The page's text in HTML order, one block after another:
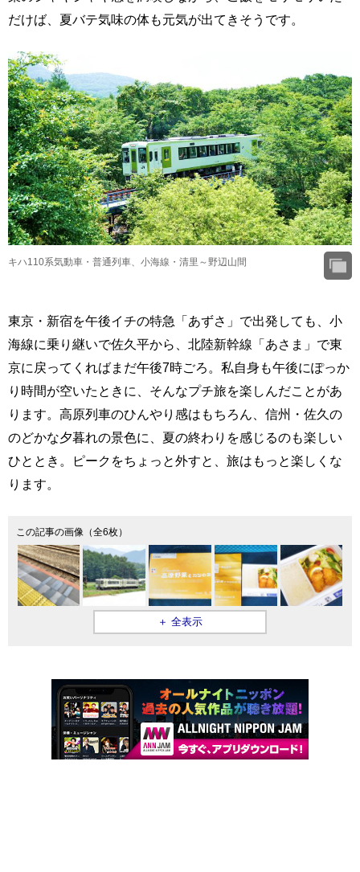
だけば、夏バテ気味の体も元気が出てきそうです。
キハ110系気動車・普通列車、小海線・清里～野辺山間
東京・新宿を午後イチの特急「あずさ」で出発しても、小
海線に乗り継いで佐久平から、北陸新幹線「あさま」で東
京に戻ってくればまだ午後7時ごろ。私自身も午後にぽっか
り時間が空いたときに、そんなプチ旅を楽しんだことがあ
ります。高原列車のひんやり感はもちろん、信州・佐久の
のどかな夕暮れの景色に、夏の終わりを感じるのも楽しい
ひととき。ピークをちょっと外すと、旅はもっと楽しくな
ります。
この記事の画像（全6枚）
＋ 全表示